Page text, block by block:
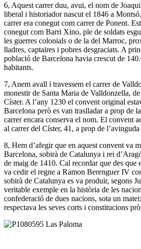
6, Aquest carrer duu, avui, el nom de
liberal i historiador nascut el 1846 a
carrer era conegut com carrer de Ponent.
conegut com Barri Xino, ple de soldats
les guerres colonials o de la del Marroc,
lladres, captaires i pobres desgraciats. A
població de Barcelona havia crescut de
habitants.
7, Anem avall i travessem el carrer de
monestir de Santa Maria de Valldonzella,
Císter. A l’any 1230 el convent original
Barcelona però es van traslladar a prop de
carrer encara conserva el nom. El convent
al carrer del Císter, 41, a prop de
8, Hem d’afegir que en aquest convent va
Barcelona, sobirà de Catalunya i rei
de maig de 1410. Cal recordar que des
va cedir el regne a Ramon Berenguer IV
sobirà de Catalunya es va produir, segons
veritable exemple en la història de les
confederació de dues nacions, sota un
respectava les seves corts i constitucions